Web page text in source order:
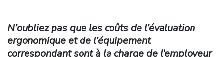
N’oubliez pas que les coûts de l’évaluation
ergonomique et de l’équipement
correspondant sont à la charge de l’employeur